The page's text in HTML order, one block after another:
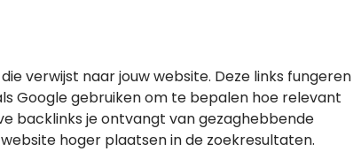
verwijst naar jouw website. Deze links fungeren
Google gebruiken om te bepalen hoe relevant
backlinks je ontvangt van gezaghebbende
hoger plaatsen in de zoekresultaten.